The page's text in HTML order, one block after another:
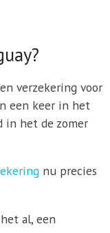
verzekering voor
een keer in het
in het de zomer
nu precies
al, een